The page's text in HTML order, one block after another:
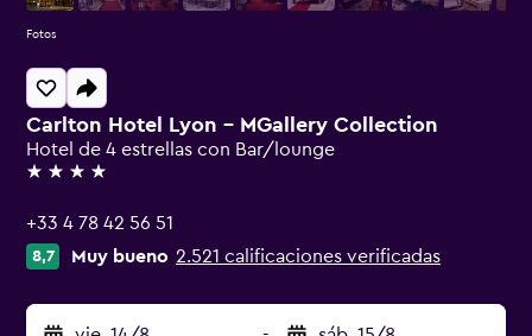
Carlton Hotel Lyon - MGallery Collection
Hotel de 4 estrellas con Bar/lounge
4 estrellas
+33 4 78 42 56 51
8,7 Muy bueno 2.521 calificaciones verificadas
Fotos